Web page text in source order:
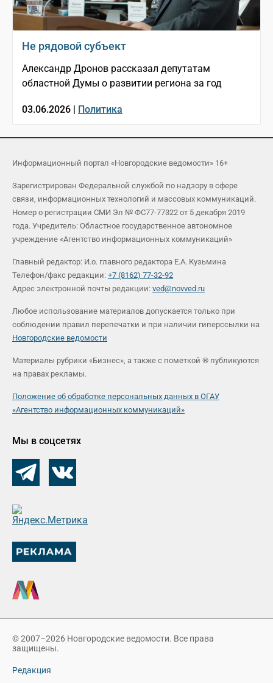
Не рядовой субъект
Александр Дронов рассказал депутатам
областной Думы о развитии региона за год
03.06.2026 | Политика
Информационный портал «Новгородские ведомости» 16+
Зарегистрирован Федеральной службой по надзору в сфере
связи, информационных технологий и массовых коммуникаций.
Номер о регистрации СМИ Эл № ФС77-77322 от 5 декабря 2019
года. Учредитель: Областное государственное автономное
учреждение «Агентство информационных коммуникаций»
Главный редактор: И.о. главного редактора Е.А. Кузьмина
Телефон/факс редакции: +7 (8162) 77-32-92
Адрес электронной почты редакции: ved@novved.ru
Любое использование материалов допускается только при
соблюдении правил перепечатки и при наличии гиперссылки на
Новгородские ведомости
Материалы рубрики «Бизнес», а также с пометкой ® публикуются
на правах рекламы.
Положение об обработке персональных данных в ОГАУ
«Агентство информационных коммуникаций»
Мы в соцсетях
© 2007–2026 Новгородские ведомости. Все права
защищены.
Редакция